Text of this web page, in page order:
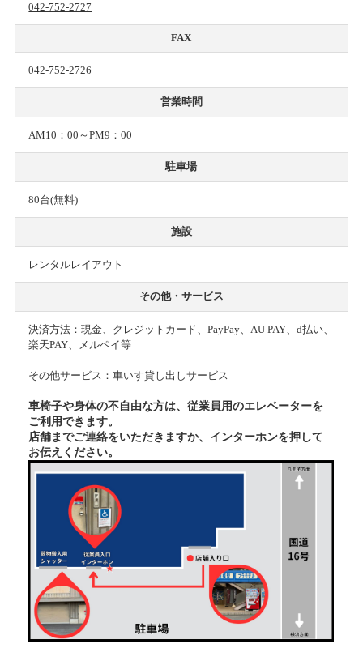
042-752-2727
FAX
042-752-2726
営業時間
AM10：00～PM9：00
駐車場
80台(無料)
施設
レンタルレイアウト
その他・サービス
決済方法：現金、クレジットカード、PayPay、AU PAY、d払い、
楽天PAY、メルペイ等
その他サービス：車いす貸し出しサービス
車椅子や身体の不自由な方は、従業員用のエレベーターを
ご利用できます。
店舗までご連絡をいただきますか、インターホンを押して
お伝えください。